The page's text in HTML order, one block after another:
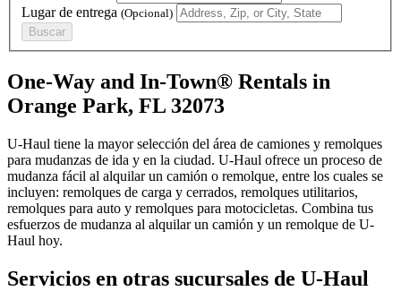
Lugar de entrega (Opcional)
Buscar
One-Way and In-Town® Rentals in
Orange Park, FL 32073
U-Haul tiene la mayor selección del área de camiones y remolques
para mudanzas de ida y en la ciudad. U-Haul ofrece un proceso de
mudanza fácil al alquilar un camión o remolque, entre los cuales se
incluyen: remolques de carga y cerrados, remolques utilitarios,
remolques para auto y remolques para motocicletas. Combina tus
esfuerzos de mudanza al alquilar un camión y un remolque de U-
Haul hoy.
Servicios en otras sucursales de U-Haul